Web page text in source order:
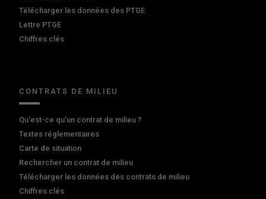
Télécharger les données des PTGE
Lettre PTGE
Chiffres clés
CONTRATS DE MILIEU
Qu'est-ce qu'un contrat de milieu ?
Textes réglementaires
Carte de situation
Rechercher un contrat de milieu
Télécharger les données des contrats de milieu
Chiffres clés